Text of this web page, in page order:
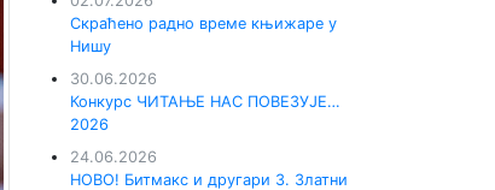
Скраћено радно време књижаре у
Нишу
30.06.2026
Конкурс ЧИТАЊЕ НАС ПОВЕЗУЈЕ…
2026
24.06.2026
НОВО! Битмакс и другари 3. Златни